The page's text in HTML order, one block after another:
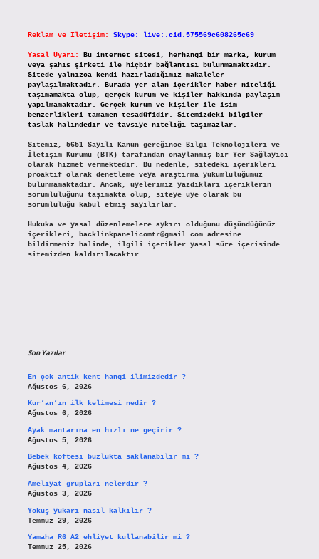
Reklam ve İletişim: Skype: live:.cid.575569c608265c69
Yasal Uyarı:
Bu internet sitesi, herhangi bir marka, kurum
veya şahıs şirketi ile hiçbir bağlantısı bulunmamaktadır.
Sitede yalnızca kendi hazırladığımız makaleler
paylaşılmaktadır. Burada yer alan içerikler haber niteliği
taşımamakta olup, gerçek kurum ve kişiler hakkında paylaşım
yapılmamaktadır. Gerçek kurum ve kişiler ile isim
benzerlikleri tamamen tesadüfidir. Sitemizdeki bilgiler
taslak halindedir ve tavsiye niteliği taşımazlar.
Sitemiz, 5651 Sayılı Kanun gereğince Bilgi Teknolojileri ve
İletişim Kurumu (BTK) tarafından onaylanmış bir Yer Sağlayıcı
olarak hizmet vermektedir. Bu nedenle, sitedeki içerikleri
proaktif olarak denetleme veya araştırma yükümlülüğümüz
bulunmamaktadır. Ancak, üyelerimiz yazdıkları içeriklerin
sorumluluğunu taşımakta olup, siteye üye olarak bu
sorumluluğu kabul etmiş sayılırlar.
Hukuka ve yasal düzenlemelere aykırı olduğunu düşündüğünüz
içerikleri,
backlinkpanelicomtr@gmail.comadresine
bildirmeniz halinde, ilgili içerikler yasal süre içerisinde
sitemizden kaldırılacaktır.
Son Yazılar
En çok antik kent hangi ilimizdedir ?
Ağustos 6, 2026
Kur’an’ın ilk kelimesi nedir ?
Ağustos 6, 2026
Ayak mantarına en hızlı ne geçirir ?
Ağustos 5, 2026
Bebek köftesi buzlukta saklanabilir mi ?
Ağustos 4, 2026
Ameliyat grupları nelerdir ?
Ağustos 3, 2026
Yokuş yukarı nasıl kalkılır ?
Temmuz 29, 2026
Yamaha R6 A2 ehliyet kullanabilir mi ?
Temmuz 25, 2026